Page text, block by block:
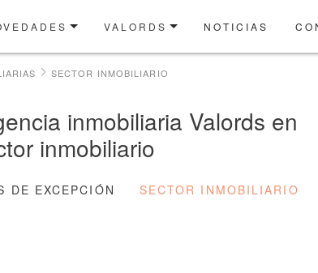
VALORDS NOTICIAS
SECTOR INMOBILIARIO
inmobiliaria Valords en
inmobiliario
DE EXCEPCIÓN SECTOR INMOBILIARIO